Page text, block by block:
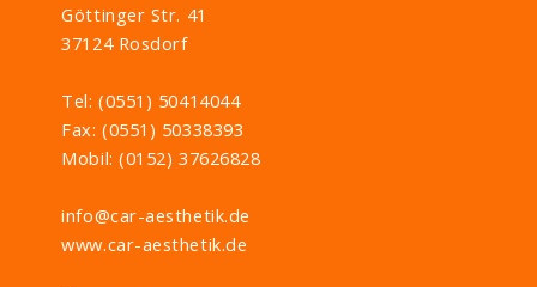
Göttinger Str. 41
37124 Rosdorf
Tel: (0551) 50414044
Fax: (0551) 50338393
Mobil: (0152) 37626828
info@car-aesthetik.de
www.car-aesthetik.de